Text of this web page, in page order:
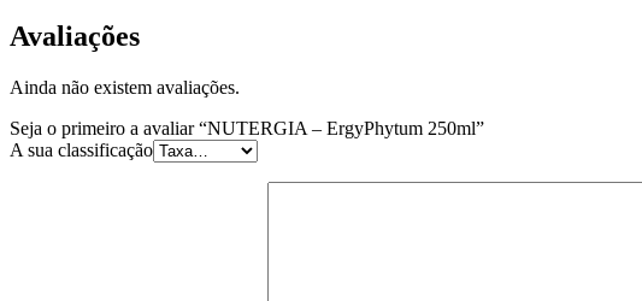
Avaliações
Ainda não existem avaliações.
Seja o primeiro a avaliar “NUTERGIA – ErgyPhytum 250ml”
A sua classificação